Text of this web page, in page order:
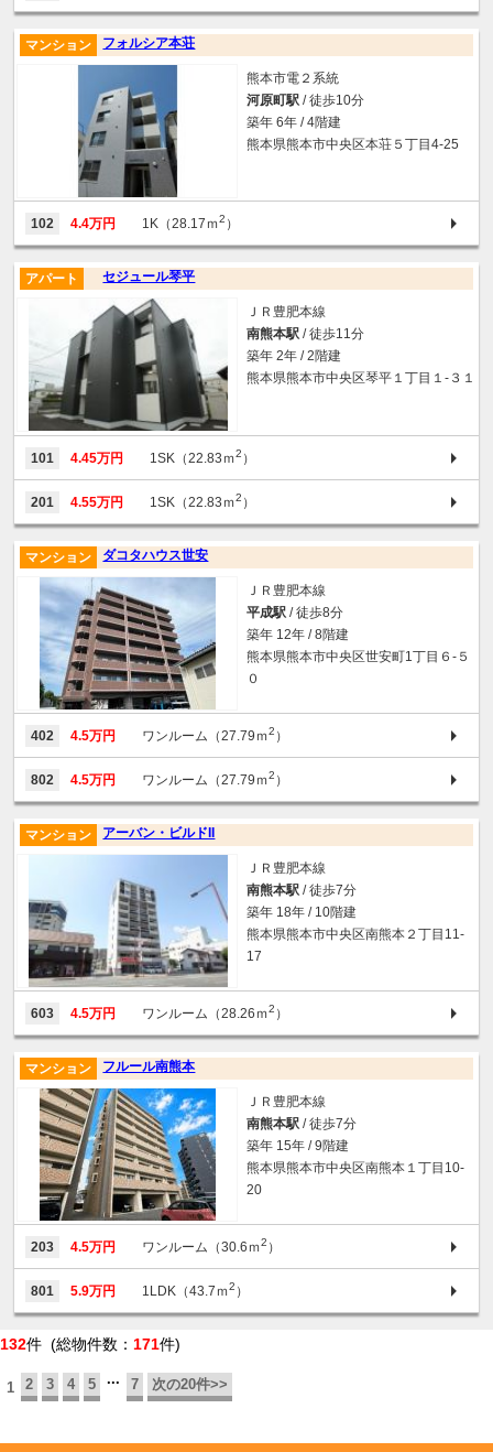
フォルシア本荘
マンション
熊本市電２系統
河原町駅 / 徒歩10分
築年 6年 / 4階建
熊本県熊本市中央区本荘５丁目4-25
102 4.4万円 1K（28.17ｍ2 ）
セジュール琴平
アパート
ＪＲ豊肥本線
南熊本駅 / 徒歩11分
築年 2年 / 2階建
熊本県熊本市中央区琴平１丁目１-３１
101 4.45万円 1SK（22.83ｍ2 ）
201 4.55万円 1SK（22.83ｍ2 ）
ダコタハウス世安
マンション
ＪＲ豊肥本線
平成駅 / 徒歩8分
築年 12年 / 8階建
熊本県熊本市中央区世安町1丁目６-５
０
402 4.5万円 ワンルーム（27.79ｍ2 ）
802 4.5万円 ワンルーム（27.79ｍ2 ）
アーバン・ビルドII
マンション
ＪＲ豊肥本線
南熊本駅 / 徒歩7分
築年 18年 / 10階建
熊本県熊本市中央区南熊本２丁目11‐
17
603 4.5万円 ワンルーム（28.26ｍ2 ）
フルール南熊本
マンション
ＪＲ豊肥本線
南熊本駅 / 徒歩7分
築年 15年 / 9階建
熊本県熊本市中央区南熊本１丁目10-
20
203 4.5万円 ワンルーム（30.6ｍ2 ）
801 5.9万円 1LDK（43.7ｍ2 ）
132件 (総物件数： 171件)
1 2 3 4 5 ... 7 次の20件>>